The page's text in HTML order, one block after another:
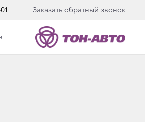
Заказать обратный звонок